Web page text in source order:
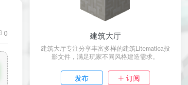
0 建筑大厅
建筑大厅专注分享丰富多样的建筑Litematica投
影文件，满足玩家不同风格建造需求。
发布 订阅